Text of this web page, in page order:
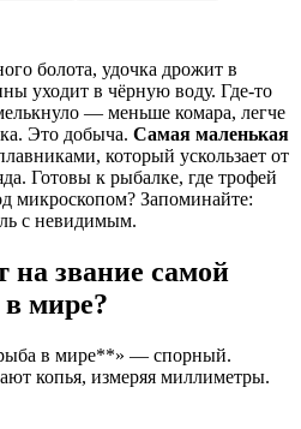
болота, удочка дрожит в
уходит в чёрную воду. Где-то
— меньше комара, легче
Это добыча. Самая маленькая
который ускользает от
Готовы к рыбалке, где трофей
микроскопом? Запоминайте:
с невидимым.
на звание самой
мире?
в мире**» — спорный.
копья, измеряя миллиметры.